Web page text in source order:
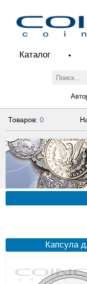
Каталог
Товаров:0
Капсула